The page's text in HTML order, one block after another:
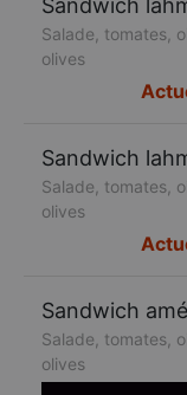
Sandwich
Salade, tomates,
olives
Sandwich
Salade, tomates,
olives
Sandwich
Salade, tomates,
olives